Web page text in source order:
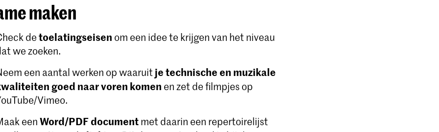
maken
detoelatingseisen om een ​​idee te krijgen van het niveau
we zoeken.
een aantal werken op waaruit je technische en muzikale
goed naar voren komen en zet de filmpjes op
Vimeo.
eenWord/PDF documentmet daarin een repertoirelijst